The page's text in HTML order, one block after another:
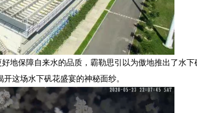
地保障自来水的品质，霸勒思引以为傲地推出了水下
这场水下矾花盛宴的神秘面纱。